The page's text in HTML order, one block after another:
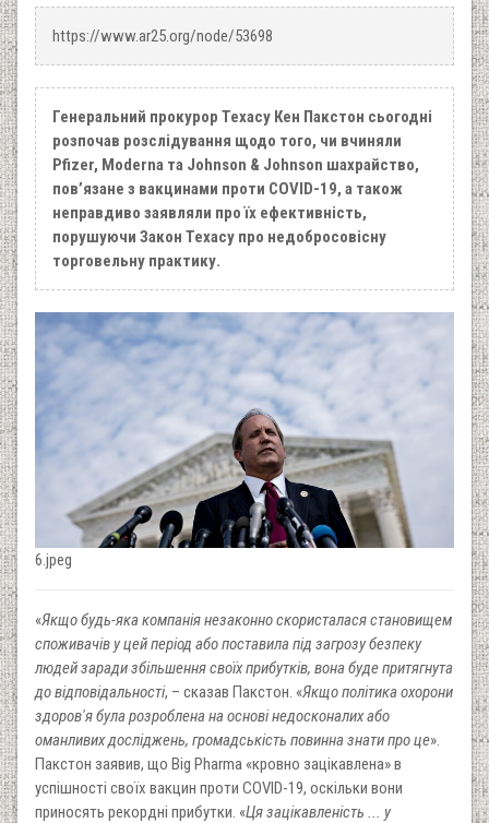
https://www.ar25.org/node/53698
Генеральний прокурор Техасу Кен Пакстон сьогодні
розпочав розслідування щодо того, чи вчиняли
Pfizer, Moderna та Johnson & Johnson шахрайство,
пов’язане з вакцинами проти COVID-19, а також
неправдиво заявляли про їх ефективність,
порушуючи Закон Техасу про недобросовісну
торговельну практику.
6.jpeg
«Якщо будь-яка компанія незаконно скористалася становищем
споживачів у цей період або поставила під загрозу безпеку
людей заради збільшення своїх прибутків, вона буде притягнута
до відповідальності, – сказав Пакстон. «Якщо політика охорони
здоров'я була розроблена на основі недосконалих або
оманливих досліджень, громадськість повинна знати про це».
Пакстон заявив, що Big Pharma «кровно зацікавлена» в
успішності своїх вакцин проти COVID-19, оскільки вони
приносять рекордні прибутки. «Ця зацікавленість ... у